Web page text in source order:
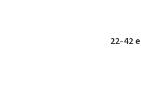
22-42